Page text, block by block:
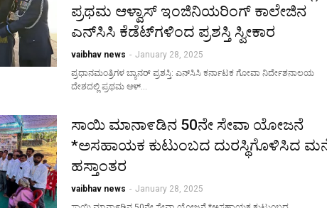
ಪ್ರಥಮ ಆಳ್ವಾಸ್ ಇಂಜಿನಿಯರಿಂಗ್ ಕಾಲೇಜಿನ
ಎನ್‌ಸಿಸಿ ಕೆಡೆಟ್‌ಗಳಿಂದ ಪ್ರಶಸ್ತಿ ಸ್ವೀಕಾರ
vaibhav news - January 28, 2025
ಪ್ರಧಾನಮಂತ್ರಿಗಳ ಬ್ಯಾನರ್ ಪ್ರಶಸ್ತಿ: ಎನ್‌ಸಿಸಿ ಕರ್ನಾಟಕ ಗೋವಾ ನಿರ್ದೇಶನಾಲಯ
ದೇಶದಲ್ಲಿ ಪ್ರಥಮ ಆಳ್…
ಸಾಯಿ ಮಾನಾ೯ಡಿನ 50ನೇ ಸೇವಾ ಯೋಜನೆ
*ಅಸಹಾಯಕ ಕುಟುಂಬದ ದುರಸ್ಥಿಗೊಳಿಸಿದ
ಹಸ್ತಾಂತರ
vaibhav news - January 28, 2025